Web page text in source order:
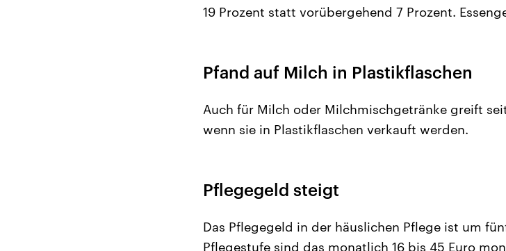
19 Prozent statt vorübergehend 7 Prozent.
Pfand auf Milch in Plastikflaschen
Auch für Milch oder Milchmischgetränke greift
wenn sie in Plastikflaschen verkauft werden.
Pflegegeld steigt
Das Pflegegeld in der häuslichen Pflege ist um
Pflegestufe sind das monatlich 16 bis 45 Euro